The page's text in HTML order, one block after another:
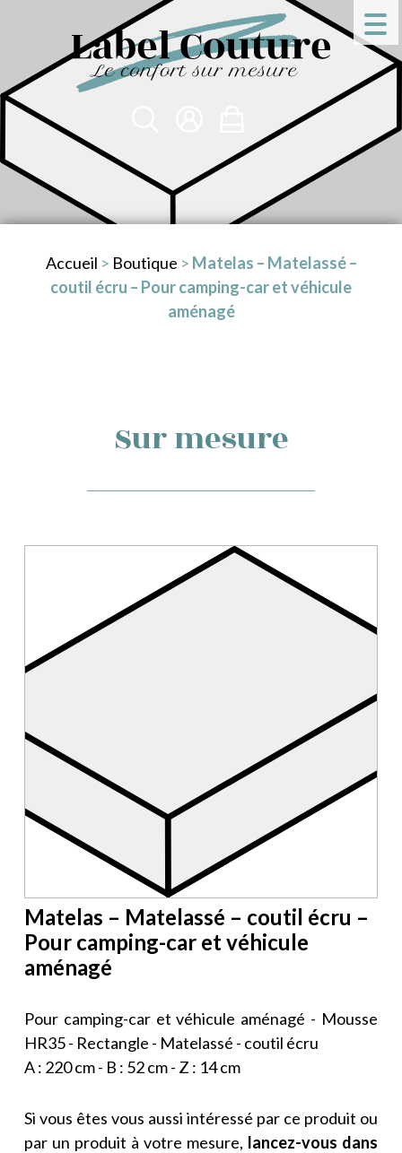
Accueil > Boutique > Matelas – Matelassé –
coutil écru – Pour camping-car et véhicule
aménagé
Sur mesure
Matelas – Matelassé – coutil écru –
Pour camping-car et véhicule
aménagé
Pour camping-car et véhicule aménagé - Mousse
HR35 - Rectangle - Matelassé - coutil écru
A : 220 cm - B : 52 cm - Z : 14 cm
Si vous êtes vous aussi intéressé par ce produit ou
par un produit à votre mesure, lancez-vous dans